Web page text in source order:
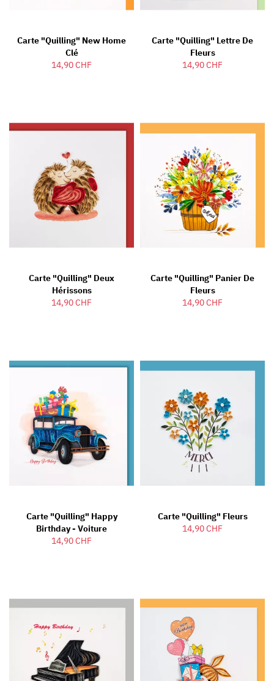
Carte "Quilling" New Home
Clé
14,90 CHF
Carte "Quilling" Lettre De
Fleurs
14,90 CHF
Carte "Quilling" Deux
Hérissons
14,90 CHF
Carte "Quilling" Panier De
Fleurs
14,90 CHF
Carte "Quilling" Happy
Birthday - Voiture
14,90 CHF
Carte "Quilling" Fleurs
14,90 CHF